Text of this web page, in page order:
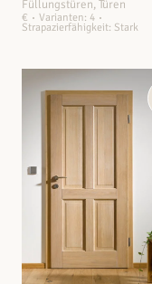
Füllungstüren, Türen
€
Varianten: 4
Strapazierfähigkeit: Stark